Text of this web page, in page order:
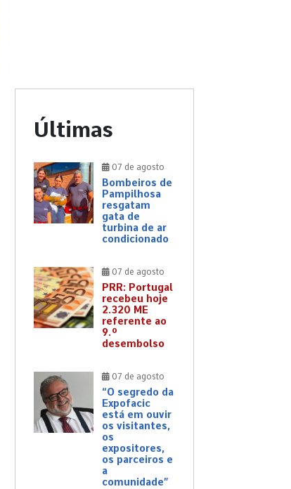
Últimas
07 de agosto
Bombeiros de
Pampilhosa
resgatam
gata de
turbina de ar
condicionado
07 de agosto
PRR: Portugal
recebeu hoje
2.320 ME
referente ao
9.º
desembolso
07 de agosto
“O segredo da
Expofacic
está em ouvir
os visitantes,
os
expositores,
os parceiros e
a
comunidade”